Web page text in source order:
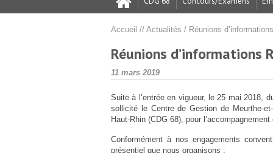
Conseil d’administration
Conseil de discipline
Référent déontologue
Inscription et suivi
Règlements Concours et Examens
Accès collectivités (recensement)
Assistance au recrutement
Missions temporaires (Accès collectivités)
Observatoire de l’emploi
Retraite CNRACL
Conseil de discipline
Protection sociale complémentaire
Comité Social Territorial (CST)
Documentation Carrières / RH
Petit Déj. QVT
Net-cotisations
RGPD
Accueil // Actualités / Réunions
Réunions d’informations
Publié
le
11 mars 2019
Suite à l’entrée en vigueur, le 25 mai 2018,
sollicité le Centre de Gestion de Meurthe-
Haut-Rhin (CDG 68), pour
Conformément à nos engagements
présentiel que nous organisons :